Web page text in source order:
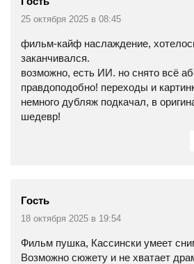
25 октября 2025 в 08:45
фильм-кайф наслаждение,
заканчивался.
возможно, есть ИИ. но снято всё
правдоподобно! переходы и
немного дубляж подкачал, в
шедевр!
Гость
18 октября 2025 в 19:54
Фильм пушка, Кассински умеет
Возможно сюжету и не хватает